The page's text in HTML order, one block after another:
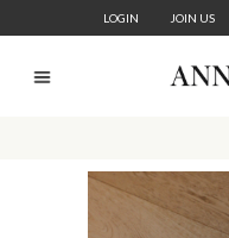
LOGIN JOIN US